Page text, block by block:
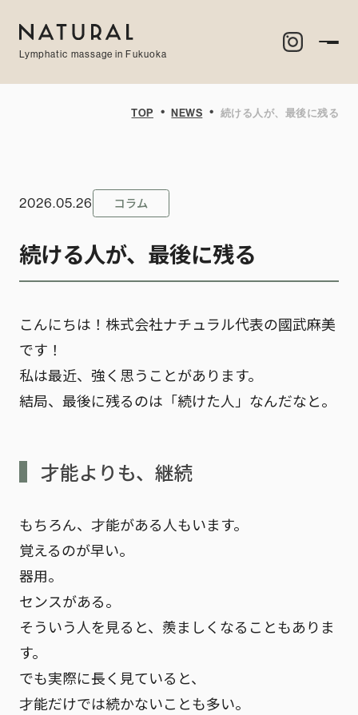
Lymphatic massage in Fukuoka
TOP・NEWS・ 続ける人が、最後に残る
2026.05.26 コラム
続ける人が、最後に残る
こんにちは！株式会社ナチュラル代表の國武麻美
です！
私は最近、強く思うことがあります。
結局、最後に残るのは「続けた人」なんだなと。
才能よりも、継続
もちろん、才能がある人もいます。
覚えるのが早い。
器用。
センスがある。
そういう人を見ると、羨ましくなることもありま
す。
でも実際に長く見ていると、
才能だけでは続かないことも多い。